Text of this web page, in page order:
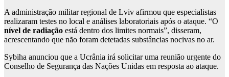
A administração militar regional de Lviv afirmou que especialistas
realizaram testes no local e análises laboratoriais após o ataque. “O
nível de radiação está dentro dos limites normais”, disseram,
acrescentando que não foram detetadas substâncias nocivas no ar.
Sybiha anunciou que a Ucrânia irá solicitar uma reunião urgente do
Conselho de Segurança das Nações Unidas em resposta ao ataque.